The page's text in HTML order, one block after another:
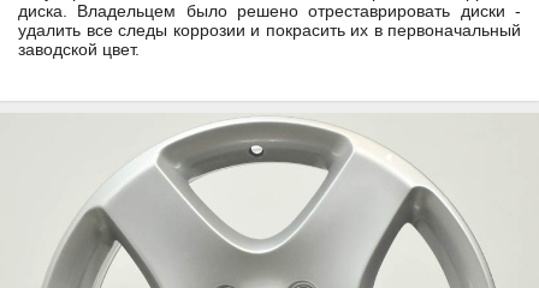
диска. Владельцем было решено отреставрировать диски -
удалить все следы коррозии и покрасить их в первоначальный
заводской цвет.